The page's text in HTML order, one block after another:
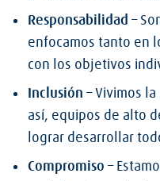
Responsabilidad –
enfocamos tanto en
con los objetivos
Inclusión – Vivimos
así, equipos de alto
lograr desarrollar
Compromiso –